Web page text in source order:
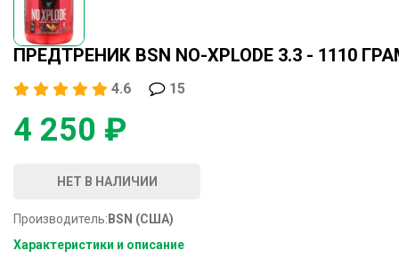
ПРЕДТРЕНИК BSN NO-XPLODE 3.3 - 1110
4.6 15
4 250 ₽
НЕТ В НАЛИЧИИ
Производитель: BSN (США)
Характеристики и описание